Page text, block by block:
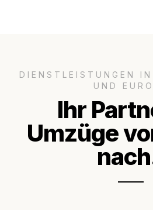
DIENSTLEISTUNGEN
UND
Ihr
Umzüge